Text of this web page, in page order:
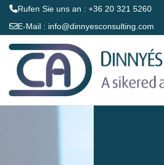
Zum Hauptinhalt
Rufen Sie uns an : +36 20 321 5260
E-Mail : info@dinnyesconsulting.com